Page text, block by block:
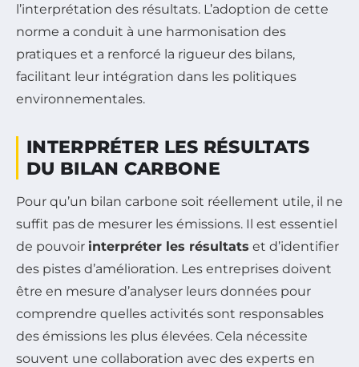
l’interprétation des résultats. L’adoption de cette
norme a conduit à une harmonisation des
pratiques et a renforcé la rigueur des bilans,
facilitant leur intégration dans les politiques
environnementales.
INTERPRÉTER LES RÉSULTATS
DU BILAN CARBONE
Pour qu’un bilan carbone soit réellement utile, il ne
suffit pas de mesurer les émissions. Il est essentiel
de pouvoir interpréter les résultats et d’identifier
des pistes d’amélioration. Les entreprises doivent
être en mesure d’analyser leurs données pour
comprendre quelles activités sont responsables
des émissions les plus élevées. Cela nécessite
souvent une collaboration avec des experts en